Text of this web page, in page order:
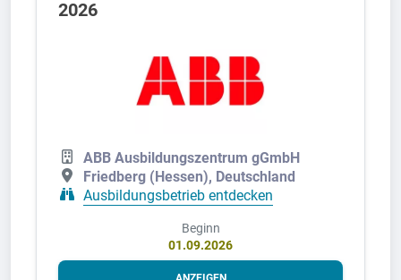
2026
ABB Ausbildungszentrum gGmbH
Friedberg (Hessen), Deutschland
Ausbildungsbetrieb entdecken
Beginn
01.09.2026